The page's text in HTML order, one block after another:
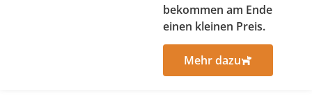
bekommen am Ende
einen kleinen Preis.
Mehr dazu